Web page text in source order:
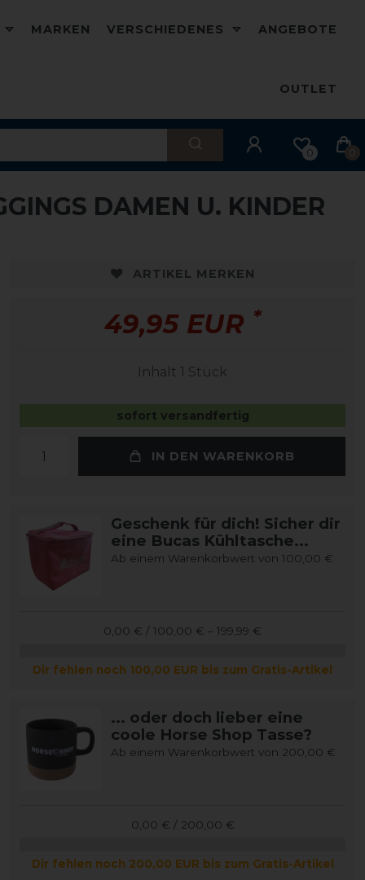
MARKEN VERSCHIEDENES ANGEBOTE
OUTLET
0 0
DAMEN U. KINDER
ARTIKEL MERKEN
49,95 EUR *
Inhalt 1 Stück
sofort versandfertig
IN DEN WARENKORB
Geschenk für dich! Sicher dir
eine Bucas Kühltasche...
Ab einem Warenkorbwert von 100,00 €
0,00 € / 100,00 € – 199,99 €
Dir fehlen noch 100,00 EUR bis zum Gratis-Artikel
... oder doch lieber eine
coole Horse Shop Tasse?
Ab einem Warenkorbwert von 200,00 €
0,00 € / 200,00 €
Dir fehlen noch 200,00 EUR bis zum Gratis-Artikel